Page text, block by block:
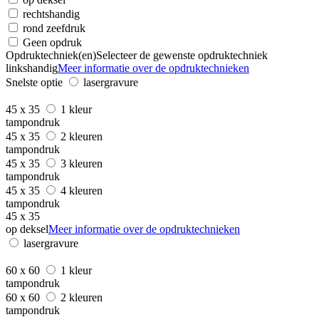
rechtshandig
rond zeefdruk
Geen opdruk
Opdruktechniek(en)Selecteer de gewenste opdruktechniek
linkshandigMeer informatie over de opdruktechnieken
Snelste optie
lasergravure
45 x 35
1 kleur
tampondruk
45 x 35
2 kleuren
tampondruk
45 x 35
3 kleuren
tampondruk
45 x 35
4 kleuren
tampondruk
45 x 35
op dekselMeer informatie over de opdruktechnieken
lasergravure
60 x 60
1 kleur
tampondruk
60 x 60
2 kleuren
tampondruk